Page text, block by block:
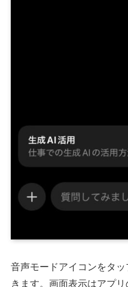
音声モードアイコンをタ
きます。画面表示はアプ